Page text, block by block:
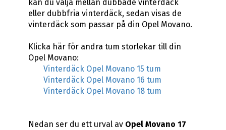
kan du välja mellan dubbade vinterdäck
eller dubbfria vinterdäck, sedan visas de
vinterdäck som passar på din Opel Movano.
Klicka här för andra tum storlekar till din
Opel Movano:
Vinterdäck Opel Movano 15 tum
Vinterdäck Opel Movano 16 tum
Vinterdäck Opel Movano 18 tum
Nedan ser du ett urval av Opel Movano 17